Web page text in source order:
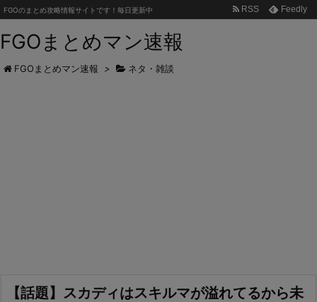
FGOまとめマン速報
FGOのまとめ攻略情報サイトです！毎日更新中 RSS Feedly
FGOまとめマン速報 > ネタ・雑談
【話題】スカディはスキルマが溢れてるから未